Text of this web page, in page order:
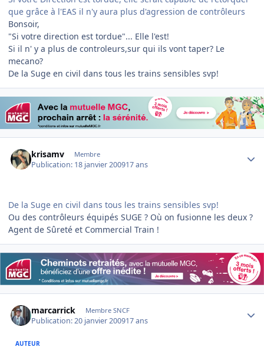
que grâce à l'EAS il n'y aura plus d'agression de contrôleurs
Bonsoir,
"Si votre direction est tordue"... Elle l'est!
Si il n' y a plus de controleurs,sur qui ils vont taper? Le
mecano?
De la Suge en civil dans tous les trains sensibles svp!
krisamv Membre
Publication: 18 janvier 200917 ans
De la Suge en civil dans tous les trains sensibles svp!
Ou des contrôleurs équipés SUGE ? Où on fusionne les deux ?
Agent de Sûreté et Commercial Train !
marcarrick Membre SNCF
Publication:20 janvier 200917 ans
AUTEUR